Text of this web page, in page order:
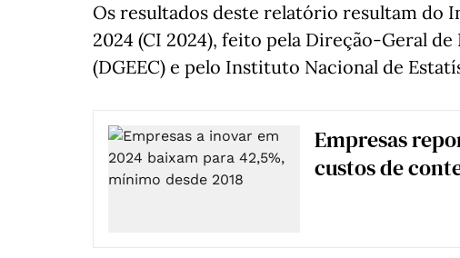
Os resultados deste relatório resultam do
2024 (CI 2024), feito pela Direção-Geral
(DGEEC) e pelo Instituto Nacional de
Empresas
custos de